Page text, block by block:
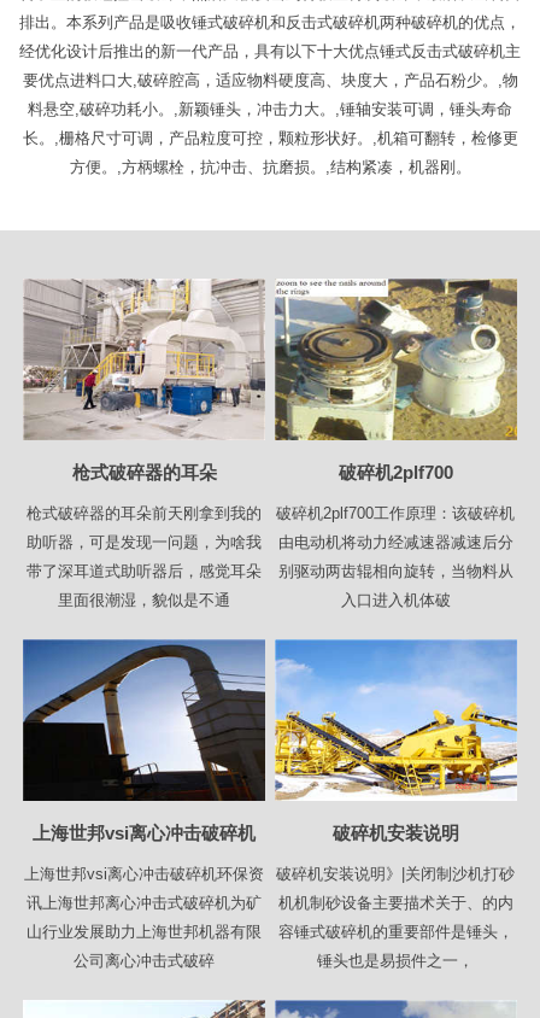
排出。本系列产品是吸收锤式破碎机和反击式破碎机两种破碎机的优点，
经优化设计后推出的新一代产品，具有以下十大优点锤式反击式破碎机主
要优点进料口大,破碎腔高，适应物料硬度高、块度大，产品石粉少。,物
料悬空,破碎功耗小。,新颖锤头，冲击力大。,锤轴安装可调，锤头寿命
长。,栅格尺寸可调，产品粒度可控，颗粒形状好。,机箱可翻转，检修更
方便。,方柄螺栓，抗冲击、抗磨损。,结构紧凑，机器刚。
枪式破碎器的耳朵
枪式破碎器的耳朵前天刚拿到我的
助听器，可是发现一问题，为啥我
带了深耳道式助听器后，感觉耳朵
里面很潮湿，貌似是不通
破碎机2plf700
破碎机2plf700工作原理：该破碎机
由电动机将动力经减速器减速后分
别驱动两齿辊相向旋转，当物料从
入口进入机体破
上海世邦vsi离心冲击破碎机
上海世邦vsi离心冲击破碎机环保资
讯上海世邦离心冲击式破碎机为矿
山行业发展助力上海世邦机器有限
公司离心冲击式破碎
破碎机安装说明
破碎机安装说明》|关闭制沙机打砂
机机制砂设备主要描术关于、的内
容锤式破碎机的重要部件是锤头，
锤头也是易损件之一，